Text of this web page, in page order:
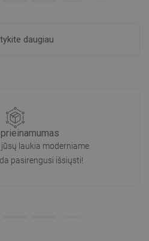
daugiau
laukia moderniame
pasirengusi išsiųsti!